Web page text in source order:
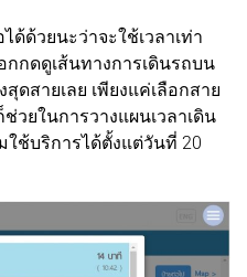
ด้ด้วยนะว่าจะใช้เวลาเท่า
กกดดูเส้นทางการเดินรถบน
ดสายเลย เพียงแค่เลือกสาย
วยในการวางแผนเวลาเดิน
ใช้บริการได้ตั้งแต่วันที่ 20